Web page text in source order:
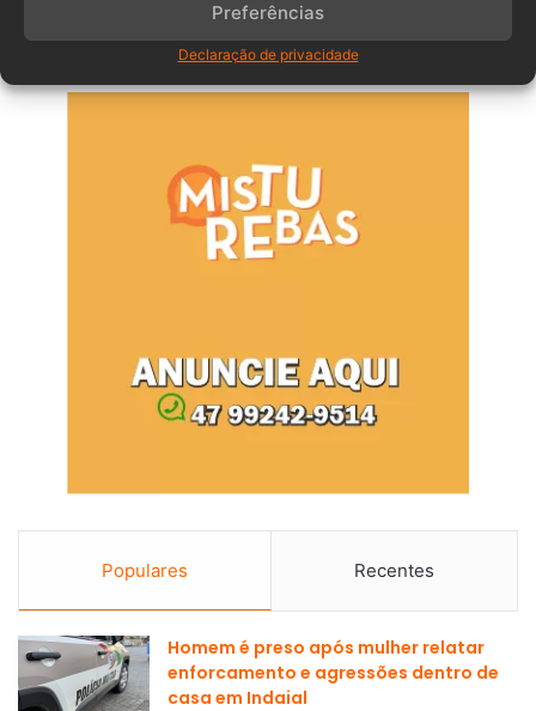
Preferências
Declaração de privacidade
Anuncia – Lateral
Populares Recentes
Homem é preso após mulher relatar
enforcamento e agressões dentro de
casa em Indaial